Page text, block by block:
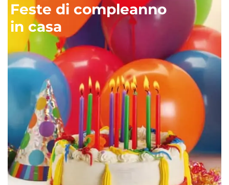
Feste di compleanno
in casa